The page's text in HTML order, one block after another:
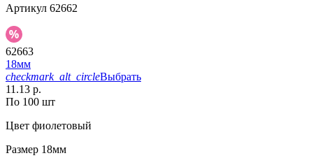
Артикул 62662
62663
18мм
checkmark_alt_circleВыбрать
11.13 р.
По 100 шт
Цвет фиолетовый
Размер 18мм